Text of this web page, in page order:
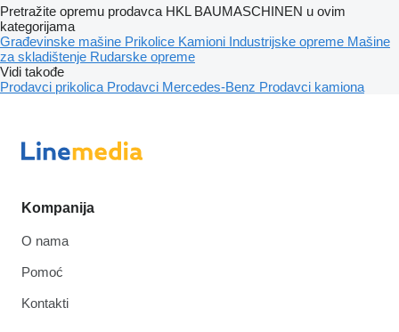
Pretražite opremu prodavca HKL BAUMASCHINEN u ovim
kategorijama
Građevinske mašine Prikolice Kamioni Industrijske opreme Mašine
za skladištenje Rudarske opreme
Vidi takođe
Prodavci prikolica Prodavci Mercedes-Benz Prodavci kamiona
Kompanija
O nama
Pomoć
Kontakti